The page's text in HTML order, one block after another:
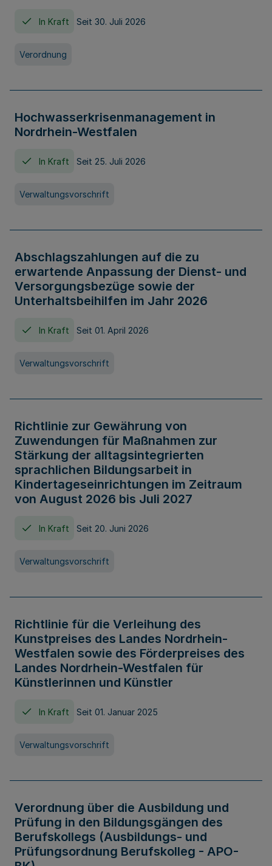
In Kraft Seit 30. Juli 2026
Verordnung
Hochwasserkrisenmanagement in
Nordrhein-Westfalen
In Kraft Seit 25. Juli 2026
Verwaltungsvorschrift
Abschlagszahlungen auf die zu
erwartende Anpassung der Dienst- und
Versorgungsbezüge sowie der
Unterhaltsbeihilfen im Jahr 2026
In Kraft Seit 01. April 2026
Verwaltungsvorschrift
Richtlinie zur Gewährung von
Zuwendungen für Maßnahmen zur
Stärkung der alltagsintegrierten
sprachlichen Bildungsarbeit in
Kindertageseinrichtungen im Zeitraum
von August 2026 bis Juli 2027
In Kraft Seit 20. Juni 2026
Verwaltungsvorschrift
Richtlinie für die Verleihung des
Kunstpreises des Landes Nordrhein-
Westfalen sowie des Förderpreises des
Landes Nordrhein-Westfalen für
Künstlerinnen und Künstler
In Kraft Seit 01. Januar 2025
Verwaltungsvorschrift
Verordnung über die Ausbildung und
Prüfung in den Bildungsgängen des
Berufskollegs (Ausbildungs- und
Prüfungsordnung Berufskolleg - APO-